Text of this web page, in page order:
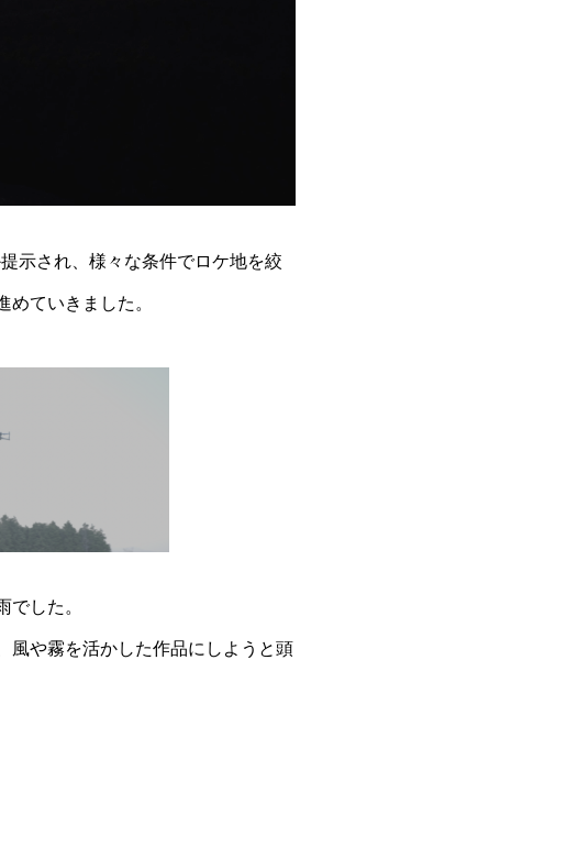
示され、様々な条件でロケ地を絞
ていきました。
した。
風や霧を活かした作品にしようと頭